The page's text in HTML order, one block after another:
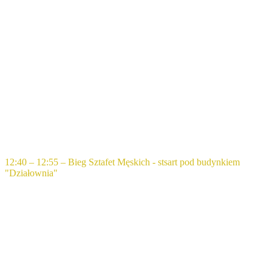
12:40 – 12:55 – Bieg Sztafet Męskich - stsart pod budynkiem
"Działownia"